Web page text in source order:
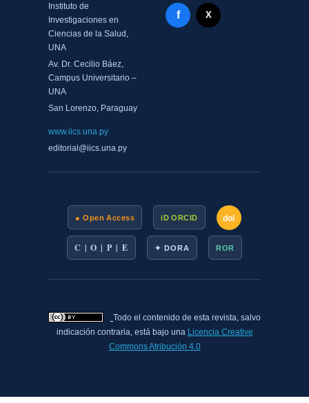
Instituto de
Investigaciones en
Ciencias de la Salud,
UNA
Av. Dr. Cecilio Báez,
Campus Universitario –
UNA
San Lorenzo, Paraguay
www.iics.una.py
editorial@iics.una.py
Facebook - Memorias del
f X Twitter - MIICS UNA
X
● Open Access iD ORCID doi
C | O | P | E ✦ DORA ROR
Todo el contenido de esta revista, salvo
indicación contraria, está bajo una Licencia Creative
Commons Atribución 4.0